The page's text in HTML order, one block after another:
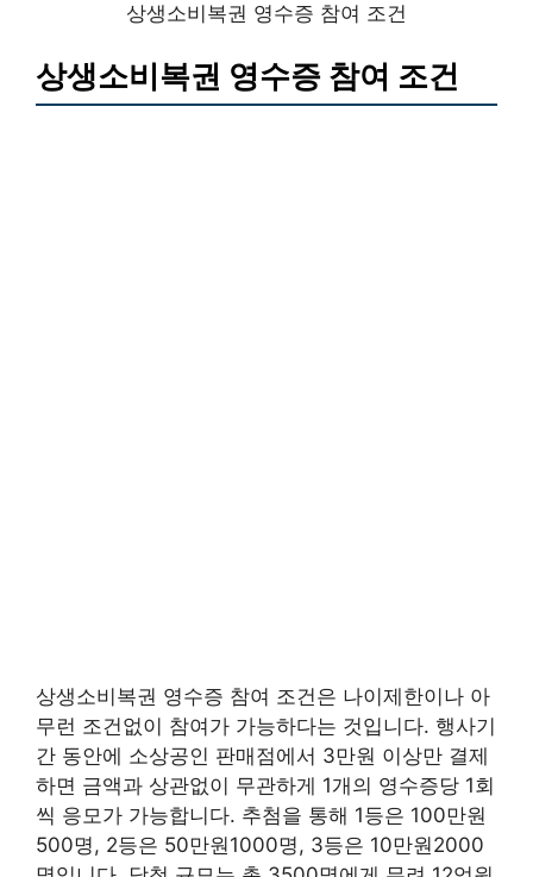
상생소비복권 영수증 참여 조건
상생소비복권 영수증 참여 조건
상생소비복권 영수증 참여 조건은 나이제한이나 아
무런 조건없이 참여가 가능하다는 것입니다. 행사기
간 동안에 소상공인 판매점에서 3만원 이상만 결제
하면 금액과 상관없이 무관하게 1개의 영수증당 1회
씩 응모가 가능합니다. 추첨을 통해 1등은 100만원
500명, 2등은 50만원1000명, 3등은 10만원2000